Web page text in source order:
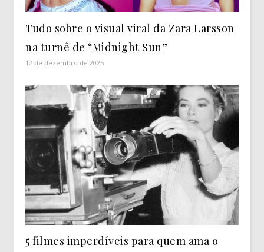
Tudo sobre o visual viral da Zara Larsson
na turnê de “Midnight Sun”
12 de dezembro de 2025
5 filmes imperdíveis para quem ama o